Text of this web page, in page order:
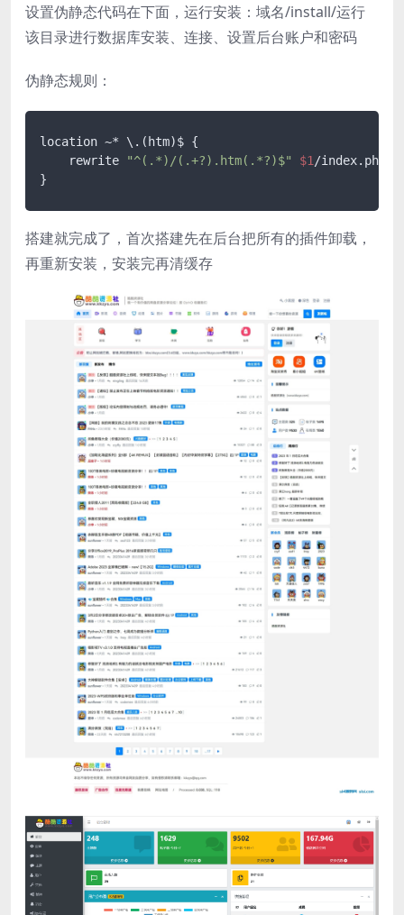
设置伪静态代码在下面，运行安装：域名/install/运行
该目录进行数据库安装、连接、设置后台账户和密码
伪静态规则：
location ~* \.(htm)$ {
    rewrite
"^(.*)/(.+?).htm(.*?)$" $1 /index.php?
}
搭建就完成了，首次搭建先在后台把所有的插件卸载，
再重新安装，安装完再清缓存